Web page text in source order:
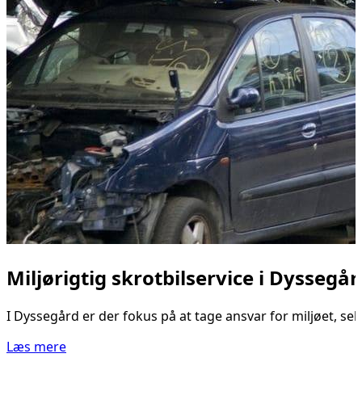
Miljørigtig skrotbilservice i
I Dyssegård er der fokus på at tage ansvar for miljøet,
Læs mere